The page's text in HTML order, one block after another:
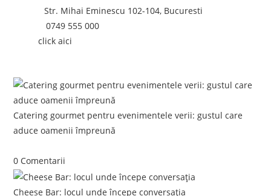
Adresa:Str. Mihai Eminescu 102-104, Bucuresti
Telefon:0749 555 000
Email:click aici
Catering gourmet pentru evenimentele verii: gustul care
aduce oamenii împreună
0 Comentarii
Cheese Bar: locul unde începe conversația